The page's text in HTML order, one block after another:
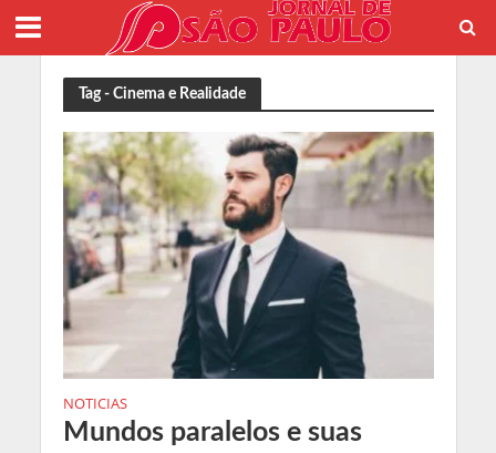
Tag - Cinema e Realidade
NOTICIAS
Mundos paralelos e suas